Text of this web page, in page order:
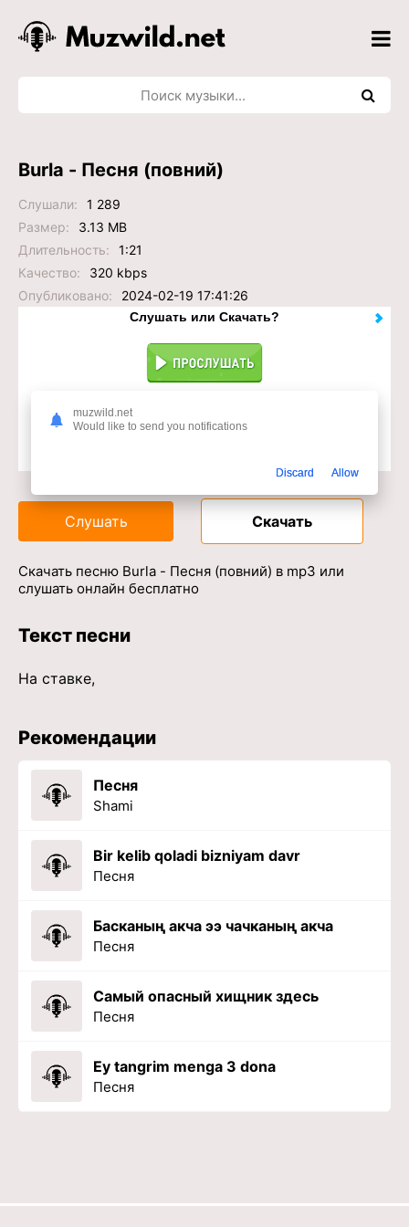
Burla - Песня (повний)
Слушали:
1 289
Размер:
3.13 MB
Длительность:
1:21
Качество:
320 kbps
Опубликовано:
2024-02-19 17:41:26
Слушать или Скачать?
Слушать Скачать
Скачать песню Burla - Песня (повний) в mp3 или
слушать онлайн бесплатно
Текст песни
На ставке,
Рекомендации
Песня
Shami
Bir kelib qoladi bizniyam davr
Песня
Басканың акча ээ чачканың акча
Песня
Самый опасный хищник здесь
Песня
Ey tangrim menga 3 dona
Песня
muzwild.net
Would like to send you notifications
Discard Allow